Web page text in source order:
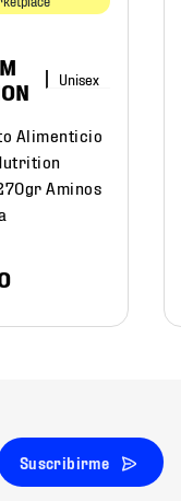
Alimenticio
Aminos
Suscribirme